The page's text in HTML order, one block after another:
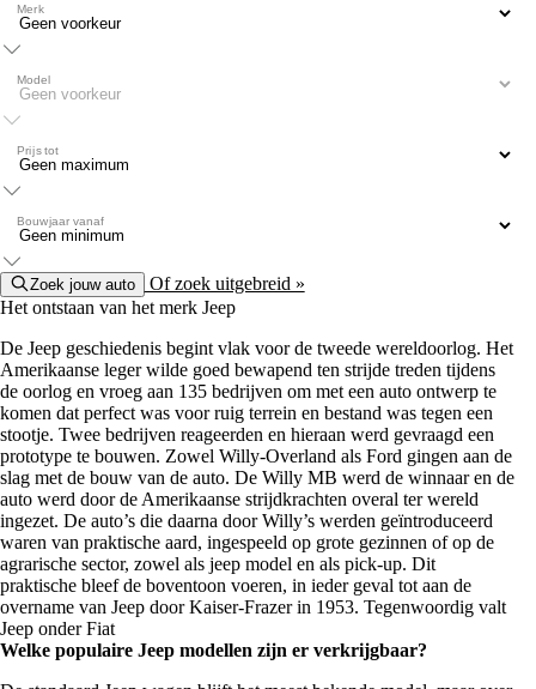
Merk
Model
Prijs tot
Bouwjaar vanaf
Zoek jouw auto
Of zoek uitgebreid »
Het ontstaan van het merk Jeep
De Jeep geschiedenis begint vlak voor de tweede wereldoorlog. Het
Amerikaanse leger wilde goed bewapend ten strijde treden tijdens
de oorlog en vroeg aan 135 bedrijven om met een auto ontwerp te
komen dat perfect was voor ruig terrein en bestand was tegen een
stootje. Twee bedrijven reageerden en hieraan werd gevraagd een
prototype te bouwen. Zowel Willy-Overland als Ford gingen aan de
slag met de bouw van de auto. De Willy MB werd de winnaar en de
auto werd door de Amerikaanse strijdkrachten overal ter wereld
ingezet. De auto’s die daarna door Willy’s werden geïntroduceerd
waren van praktische aard, ingespeeld op grote gezinnen of op de
agrarische sector, zowel als jeep model en als pick-up. Dit
praktische bleef de boventoon voeren, in ieder geval tot aan de
overname van Jeep door Kaiser-Frazer in 1953. Tegenwoordig valt
Jeep onder Fiat
Welke populaire Jeep modellen zijn er verkrijgbaar?